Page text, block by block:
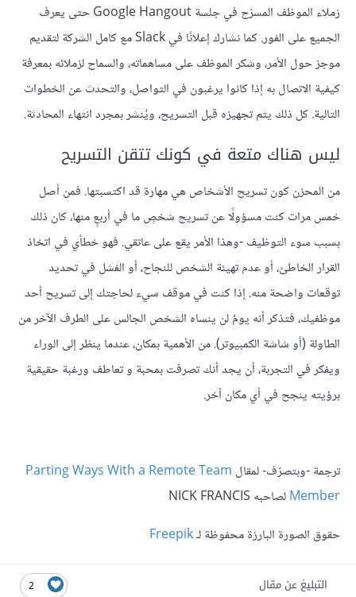
زملاء الموظف المسرّح في جلسة Google Hangout حتى يعرف
الجميع على الفور. كما نشارك إعلانًا في Slack مع كامل الشركة لتقديم
موجز حول الأمر، وشكر الموظف على مساهماته، والسماح لزملائه بمعرفة
كيفية الاتصال به إذا كانوا يرغبون في التواصل، والتحدث عن الخطوات
التالية. كل ذلك يتم تجهيزه قبل التسريح، ويُنشر بمجرد انتهاء المحادثة.
ليس هناك متعة في كونك تتقن التسريح
من المحزن كون تسريح الأشخاص هي مهارة قد اكتسبتها. فمن أصل
خمس مرات كنت مسؤولًا عن تسريح شخصٍ ما في أربعٍ منها، كان ذلك
بسبب سوء التوظيف -وهذا الأمر يقع على عاتقي. فهو خطأي في اتخاذ
القرار الخاطئ، أو عدم تهيئة الشخص للنجاح، أو الفشل في تحديد
توقعات واضحة منه. إذا كنت في موقف سيء لحاجتك إلى تسريح أحد
موظفيك، فتذكر أنه يومٌ لن ينساه الشخص الجالس على الطرف الآخر من
الطاولة (أو شاشة الكمبيوتر). من الأهمية بمكان، عندما ينظر إلى الوراء
ويفكر في التجربة، أن يجد أنك تصرفت بمحبة و تعاطف ورغبة حقيقية
برؤيته ينجح في أي مكان آخر.
ترجمة -وبتصرّف- لمقال Parting Ways With a Remote Team
Memberلصاحبه NICK FRANCIS
حقوق الصورة البارزة محفوظة لـFreepik
2 التبليغ عن مقال